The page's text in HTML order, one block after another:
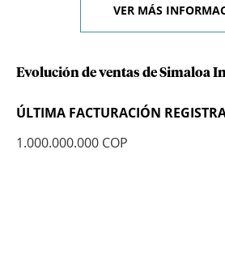
VER MÁS
Evolución de ventas de Simaloa
ÚLTIMA FACTURACIÓN
1.000.000.000 COP